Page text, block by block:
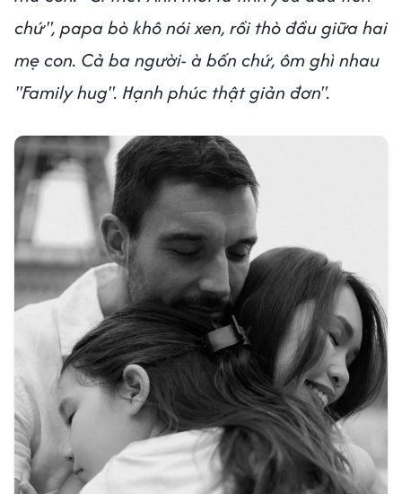
chứ", papa bò khô nói xen, rồi thò đầu giữa hai
mẹ con. Cả ba người- à bốn chứ, ôm ghì nhau
"Family hug". Hạnh phúc thật giản đơn".